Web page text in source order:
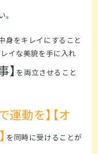
身をキレイにすること
イな美貌を手に入れ
】 を両立させること
運動を】【オ
を同時に受けることが